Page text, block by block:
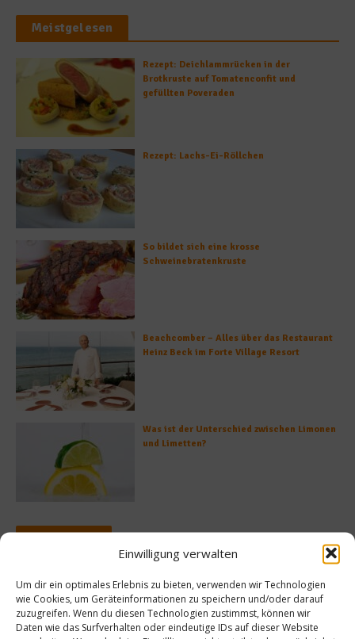
Einwilligung verwalten
Um dir ein optimales Erlebnis zu bieten, verwenden wir Technologien
wie Cookies, um Geräteinformationen zu speichern und/oder darauf
zuzugreifen. Wenn du diesen Technologien zustimmst, können wir
Daten wie das Surfverhalten oder eindeutige IDs auf dieser Website
Meistgelesen
Rezept: Deichlammrücken in der
Brotkruste auf Tomatenconfit und
gefüllten Poveraden
Rezept: Lachs-Ei-Röllchen
So bildet sich eine krosse
Schweinebratenkruste
Beachcomber – Alles über das Restaurant
Heinz Beck im Forte Village Resort
Was ist der Unterschied zwischen Limonen
und Limetten?
News